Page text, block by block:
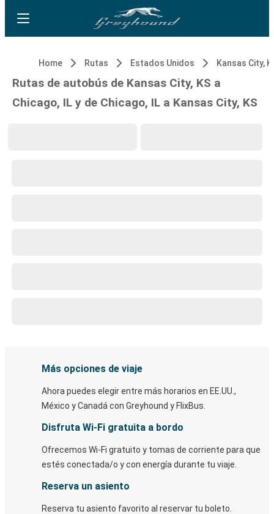
Home Rutas Estados Unidos Kansas City,
Rutas de autobús de Kansas City, KS a
Chicago, IL y de Chicago, IL a Kansas City, KS
Más opciones de viaje
Ahora puedes elegir entre más horarios en EE.UU.,
México y Canadá con Greyhound y FlixBus.
Disfruta Wi-Fi gratuita a bordo
Ofrecemos Wi-Fi gratuito y tomas de corriente para que
estés conectada/o y con energía durante tu viaje.
Reserva un asiento
Reserva tu asiento favorito al reservar tu boleto.